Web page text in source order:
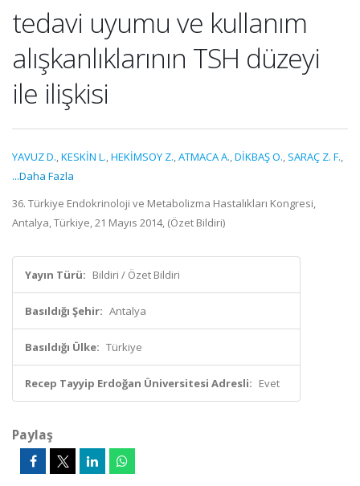
tedavi uyumu ve kullanım
alışkanlıklarının TSH düzeyi
ile ilişkisi
YAVUZ D.,KESKİN L.,HEKİMSOY Z.,ATMACA A.,DİKBAŞ O., SARAÇ Z. F.,
...Daha Fazla
36. Türkiye Endokrinoloji ve Metabolizma Hastalıkları Kongresi,
Antalya, Türkiye, 21 Mayıs 2014, (Özet Bildiri)
Yayın Türü: Bildiri / Özet Bildiri
Basıldığı Şehir: Antalya
Basıldığı Ülke: Türkiye
Recep Tayyip Erdoğan Üniversitesi Adresli: Evet
Paylaş